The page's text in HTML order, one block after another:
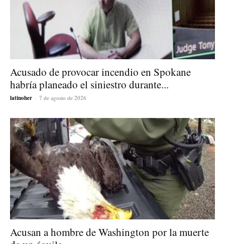
Acusado de provocar incendio en Spokane
habría planeado el siniestro durante...
latinoher - 7 de agosto de 2026
Acusan a hombre de Washington por la muerte